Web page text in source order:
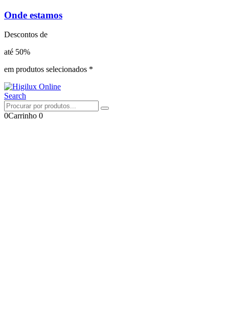
Onde estamos
Descontos de
até 50%
em produtos selecionados *
Search
0Carrinho 0